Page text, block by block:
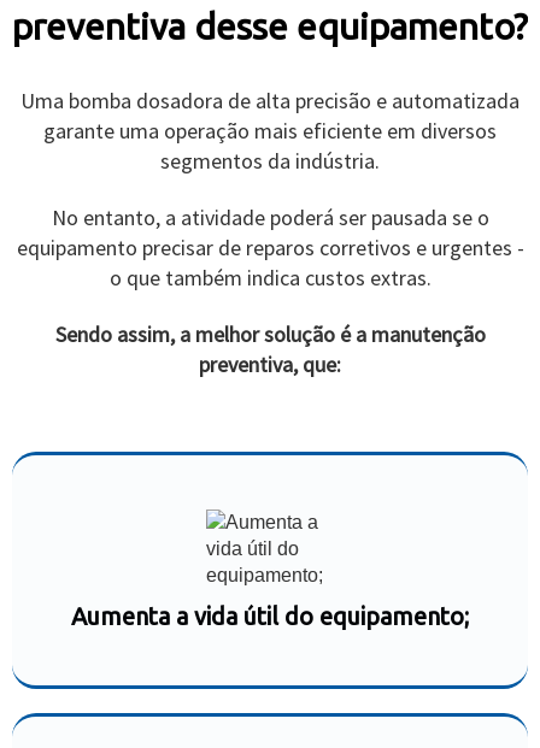
preventiva desse equipamento?
Uma bomba dosadora de alta precisão e automatizada
garante uma operação mais eficiente em diversos
segmentos da indústria.
No entanto, a atividade poderá ser pausada se o
equipamento precisar de reparos corretivos e urgentes -
o que também indica custos extras.
Sendo assim, a melhor solução é a manutenção
preventiva, que:
Aumenta a vida útil do equipamento;